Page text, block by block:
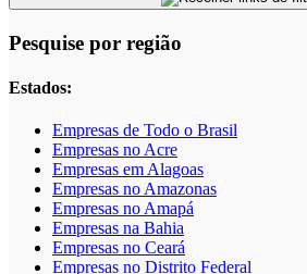
Pesquise por região
Estados:
Empresas de Todo o Brasil
Empresas no Acre
Empresas em Alagoas
Empresas no Amazonas
Empresas no Amapá
Empresas na Bahia
Empresas no Ceará
Empresas no Distrito Federal